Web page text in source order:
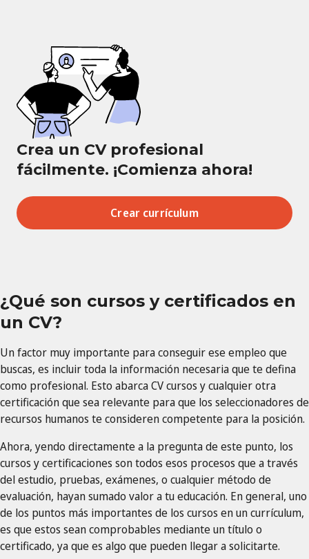
Crea un CV profesional
fácilmente. ¡Comienza ahora!
Crear currículum
¿Qué son cursos y certificados en
un CV?
Un factor muy importante para conseguir ese empleo que
buscas, es incluir toda la información necesaria que te defina
como profesional. Esto abarca CV cursos y cualquier otra
certificación que sea relevante para que los seleccionadores de
recursos humanos te consideren competente para la posición.
Ahora, yendo directamente a la pregunta de este punto, los
cursos y certificaciones son todos esos procesos que a través
del estudio, pruebas, exámenes, o cualquier método de
evaluación, hayan sumado valor a tu educación. En general, uno
de los puntos más importantes de los cursos en un currículum,
es que estos sean comprobables mediante un título o
certificado, ya que es algo que pueden llegar a solicitarte.